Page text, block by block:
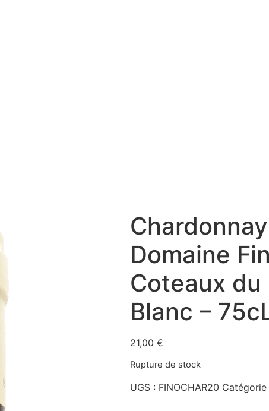
Domaine
Coteaux du
Blanc –
21,00 €
Rupture de stock
UGS : FINOCHAR20 Catégorie